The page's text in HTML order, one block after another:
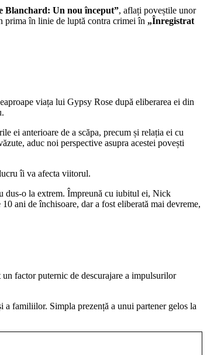
Blanchard: Un nou început”, aflați poveștile unor
prima în linie de luptă contra crimei în „Înregistrat
viața lui Gypsy Rose după eliberarea ei din
ei anterioare de a scăpa, precum și relația ei cu
aduc noi perspective asupra acestei povești
îi va afecta viitorul.
dus-o la extrem. Împreună cu iubitul ei, Nick
ani de închisoare, dar a fost eliberată mai devreme,
factor puternic de descurajare a impulsurilor
familiilor. Simpla prezență a unui partener gelos la